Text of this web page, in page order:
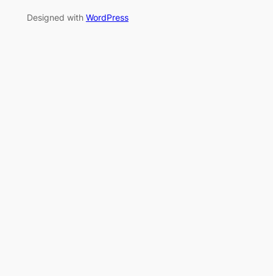
Designed with WordPress